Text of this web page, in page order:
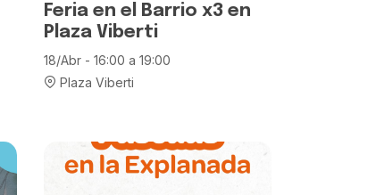
Feria en el Barrio x3 en
Plaza Viberti
18/Abr - 16:00 a 19:00
Plaza Viberti